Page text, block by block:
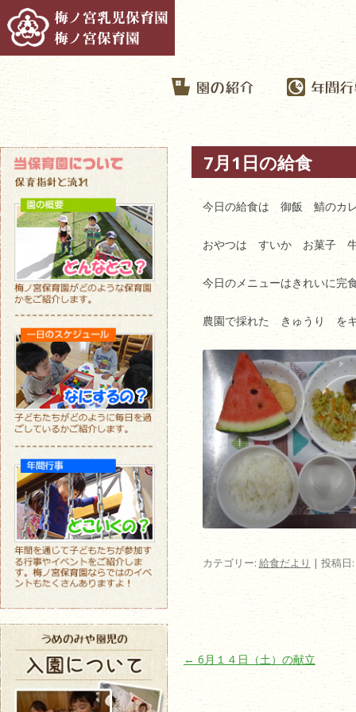
7月1日の給食
今日の給食は 御飯 鯖のカ
おやつは すいか お菓子
今日のメニューはきれいに完
農園で採れた きゅうり をキ
カテゴリー:給食だより | 投稿日:
投稿ナビゲーション
← 6月１４日（土）の献立